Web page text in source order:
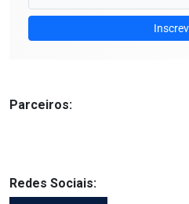
Parceiros:
Redes Sociais: